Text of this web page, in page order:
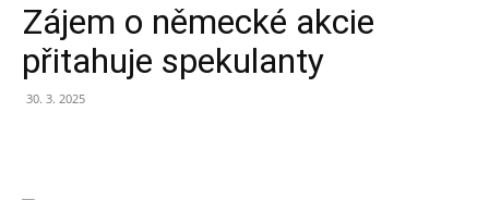
Zájem o německé akcie
přitahuje spekulanty
30. 3. 2025